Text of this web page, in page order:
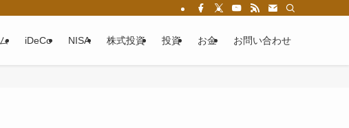
iDeCo NISA 株式投資 投資 お金 お問い合わせ